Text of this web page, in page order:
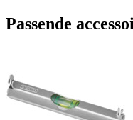
Passende